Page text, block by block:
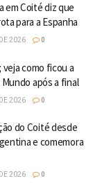
em Coité diz que
para a Espanha
2026 0
veja como ficou a
após a final
2026 0
do Coité desde
e comemora
2026 0